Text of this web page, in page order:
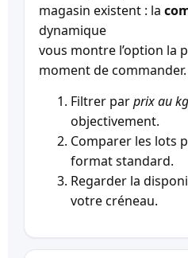
magasin existent : la
dynamique
vous montre l’option la
moment de commander.
Filtrer parprix au
objectivement.
Comparer les lots
format standard.
Regarder la
votre créneau.